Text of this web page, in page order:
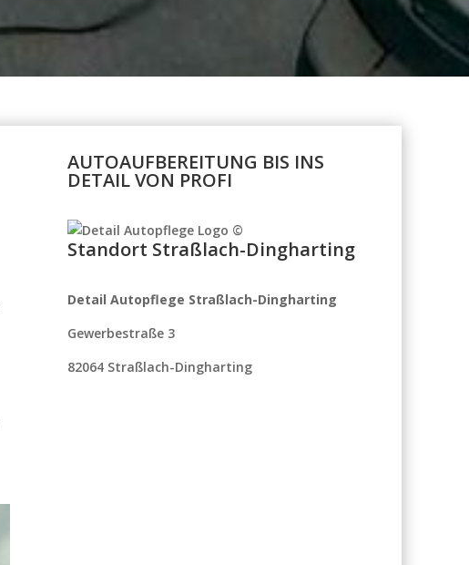
AUTOAUFBEREITUNG BIS INS
DETAIL VON PROFI
Standort Straßlach-Dingharting
Detail Autopflege Straßlach-Dingharting
Gewerbestraße 3
82064 Straßlach-Dingharting